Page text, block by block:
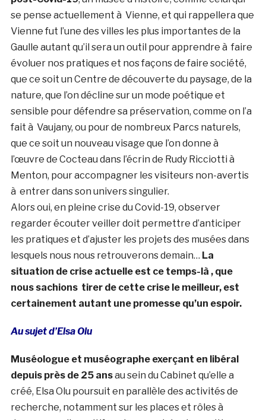
se pense actuellement à Vienne, et qui rappellera que
Vienne fut l’une des villes les plus importantes de la
Gaulle autant qu’il sera un outil pour apprendre à faire
évoluer nos pratiques et nos façons de faire société,
que ce soit un Centre de découverte du paysage, de la
nature, que l’on décline sur un mode poétique et
sensible pour défendre sa préservation, comme on l’a
fait à Vaujany, ou pour de nombreux Parcs naturels,
que ce soit un nouveau visage que l’on donne à
l’œuvre de Cocteau dans l’écrin de Rudy Ricciotti à
Menton, pour accompagner les visiteurs non-avertis
à entrer dans son univers singulier.
Alors oui, en pleine crise du Covid-19, observer
regarder écouter veiller doit permettre d’anticiper
les pratiques et d’ajuster les projets des musées dans
lesquels nous nous retrouverons demain… La
situation de crise actuelle est ce temps-là , que
nous sachions tirer de cette crise le meilleur, est
certainement autant une promesse qu’un espoir.
Au sujet d’Elsa Olu
Muséologue et muséographe exerçant en libéral
depuis près de 25 ansau sein du Cabinet qu’elle a
créé, Elsa Olu poursuit en parallèle des activités de
recherche, notamment sur les places et rôles à